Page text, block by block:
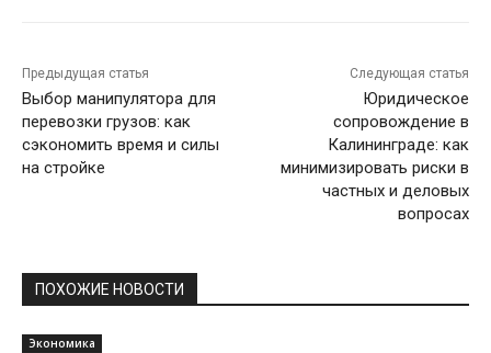
Предыдущая статья
Выбор манипулятора для
перевозки грузов: как
сэкономить время и силы
на стройке
Следующая статья
Юридическое
сопровождение в
Калининграде: как
минимизировать риски в
частных и деловых
вопросах
ПОХОЖИЕ НОВОСТИ
Экономика